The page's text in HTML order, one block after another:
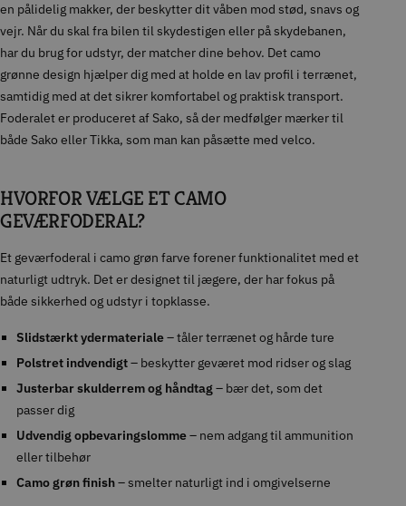
en pålidelig makker, der beskytter dit våben mod stød, snavs og
vejr. Når du skal fra bilen til skydestigen eller på skydebanen,
har du brug for udstyr, der matcher dine behov. Det camo
grønne design hjælper dig med at holde en lav profil i terrænet,
samtidig med at det sikrer komfortabel og praktisk transport.
Foderalet er produceret af Sako, så der medfølger mærker til
både Sako eller Tikka, som man kan påsætte med velco.
HVORFOR VÆLGE ET CAMO
GEVÆRFODERAL?
Et geværfoderal i camo grøn farve forener funktionalitet med et
naturligt udtryk. Det er designet til jægere, der har fokus på
både sikkerhed og udstyr i topklasse.
Slidstærkt ydermateriale– tåler terrænet og hårde ture
Polstret indvendigt– beskytter geværet mod ridser og slag
Justerbar skulderrem og håndtag– bær det, som det
passer dig
Udvendig opbevaringslomme– nem adgang til ammunition
eller tilbehør
Camo grøn finish– smelter naturligt ind i omgivelserne